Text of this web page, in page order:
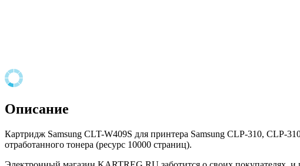
Описание
Картридж Samsung CLT-W409S для принтера Samsung CLP-310,
отработанного тонера (ресурс 10000 страниц).